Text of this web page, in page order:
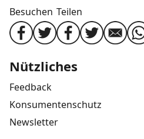
Besuchen Teilen
Nützliches
Feedback
Konsumentenschutz
Newsletter